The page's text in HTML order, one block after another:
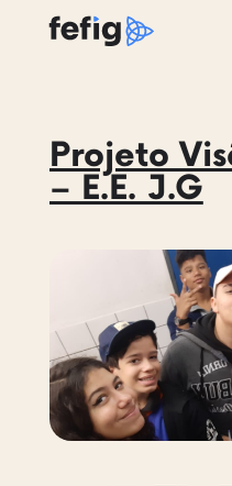
Projeto
– E.E. J.G